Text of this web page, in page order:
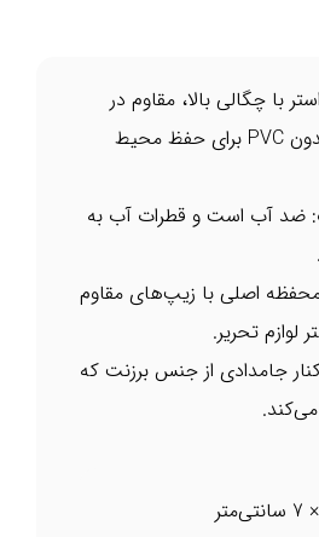
با چگالی بالا، مقاوم در
برابر خراشیدگی و بدون PVC برای حفظ محیط
ضد آب است و قطرات آب به
اصلی با زیپ‌های مقاوم
لوازم تحریر.
جامدادی از جنس برزنت که